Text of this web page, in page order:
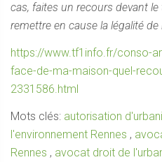
cas, faites un recours devant
remettre en cause la légalité
https://www.tf1info.fr/conso-
face-de-ma-maison-quel-
2331586.html
Mots clés: autorisation
l'environnement Rennes ,
Rennes , avocat droit de